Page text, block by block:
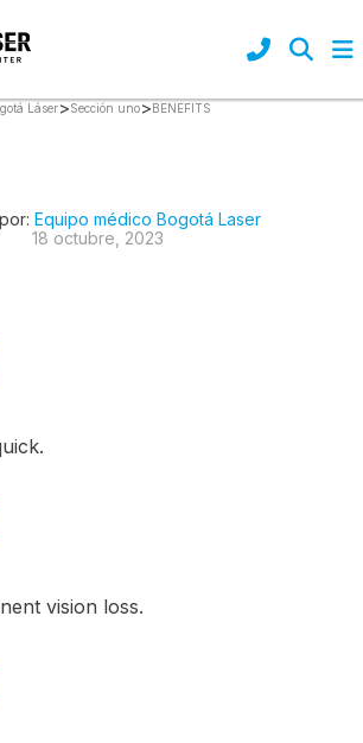
Láser>Sección uno>BENEFITS
Equipo médico Bogotá Laser
18 octubre, 2023
vision loss.